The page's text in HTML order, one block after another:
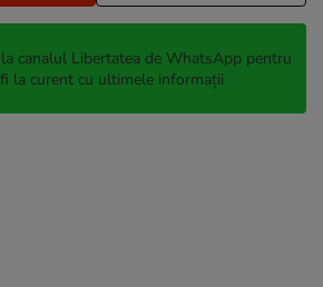
canalul Libertatea de WhatsApp pentru
la curent cu ultimele informații